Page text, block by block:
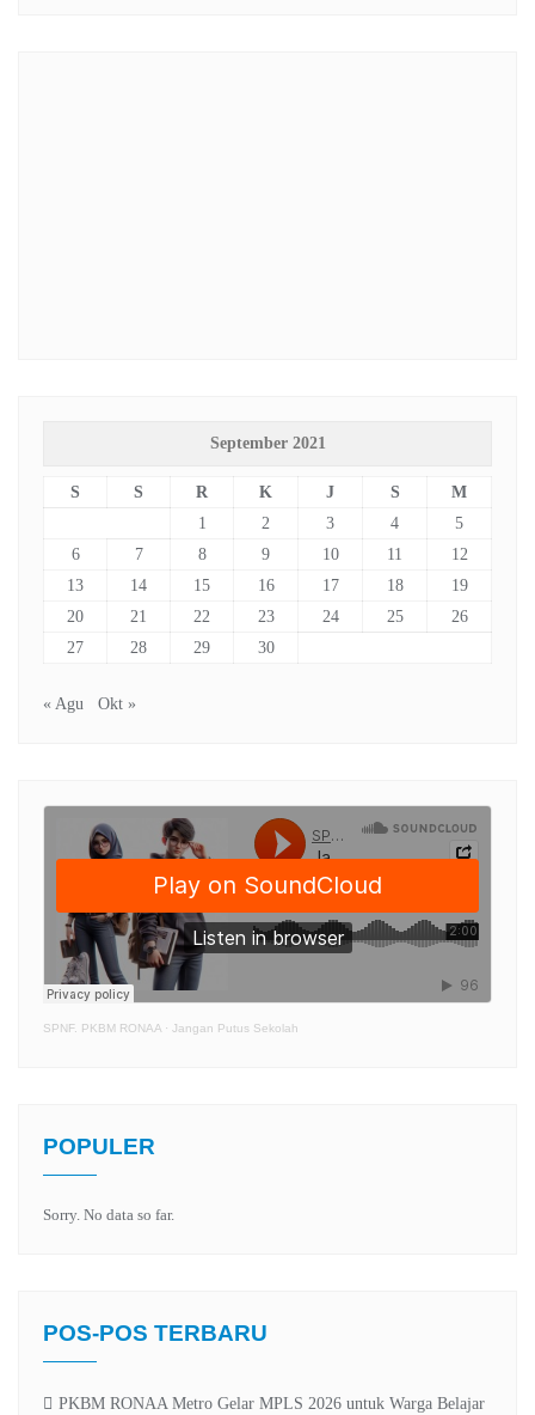
September 2021
S S R K J S
M
1
2 3 4
5
6
7 8 9 10 11
12
13
14 15 16 17 18
19
20
21 22 23 24 25
26
27
28 29 30
« Agu Okt »
SPNF. PKBM RONAA · Jangan Putus Sekolah
POPULER
Sorry. No data so far.
POS-POS TERBARU
PKBM RONAA Metro Gelar MPLS 2026 untuk Warga Belajar